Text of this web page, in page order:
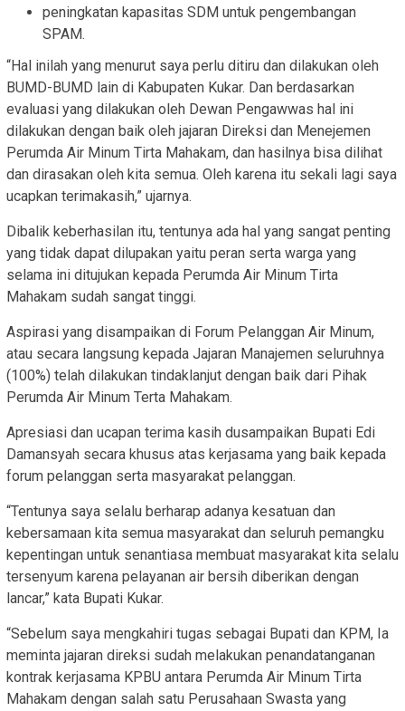
peningkatan kapasitas SDM untuk pengembangan
SPAM.
“Hal inilah yang menurut saya perlu ditiru dan dilakukan oleh
BUMD-BUMD lain di Kabupaten Kukar. Dan berdasarkan
evaluasi yang dilakukan oleh Dewan Pengawwas hal ini
dilakukan dengan baik oleh jajaran Direksi dan Menejemen
Perumda Air Minum Tirta Mahakam, dan hasilnya bisa dilihat
dan dirasakan oleh kita semua. Oleh karena itu sekali lagi saya
ucapkan terimakasih,” ujarnya.
Dibalik keberhasilan itu, tentunya ada hal yang sangat penting
yang tidak dapat dilupakan yaitu peran serta warga yang
selama ini ditujukan kepada Perumda Air Minum Tirta
Mahakam sudah sangat tinggi.
Aspirasi yang disampaikan di Forum Pelanggan Air Minum,
atau secara langsung kepada Jajaran Manajemen seluruhnya
(100%) telah dilakukan tindaklanjut dengan baik dari Pihak
Perumda Air Minum Terta Mahakam.
Apresiasi dan ucapan terima kasih dusampaikan Bupati Edi
Damansyah secara khusus atas kerjasama yang baik kepada
forum pelanggan serta masyarakat pelanggan.
“Tentunya saya selalu berharap adanya kesatuan dan
kebersamaan kita semua masyarakat dan seluruh pemangku
kepentingan untuk senantiasa membuat masyarakat kita selalu
tersenyum karena pelayanan air bersih diberikan dengan
lancar,” kata Bupati Kukar.
“Sebelum saya mengkahiri tugas sebagai Bupati dan KPM, Ia
meminta jajaran direksi sudah melakukan penandatanganan
kontrak kerjasama KPBU antara Perumda Air Minum Tirta
Mahakam dengan salah satu Perusahaan Swasta yang